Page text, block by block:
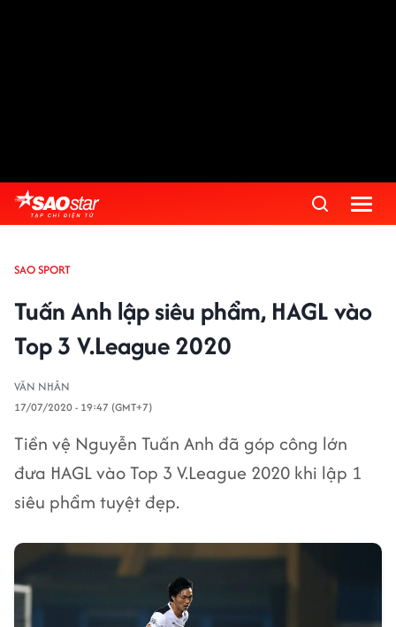
SAO SPORT
Tuấn Anh lập siêu phẩm, HAGL vào
Top 3 V.League 2020
VĂN NHÂN
17/07/2020 - 19:47 (GMT+7)
Tiền vệ Nguyễn Tuấn Anh đã góp công lớn
đưa HAGL vào Top 3 V.League 2020 khi lập 1
siêu phẩm tuyệt đẹp.